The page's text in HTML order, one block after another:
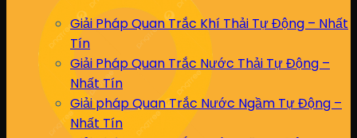
Giải Pháp Quan Trắc Khí Thải Tự Động – Nhất
Tín
Giải Pháp Quan Trắc Nước Thải Tự Động –
Nhất Tín
Giải pháp Quan Trắc Nước Ngầm Tự Động –
Nhất Tín